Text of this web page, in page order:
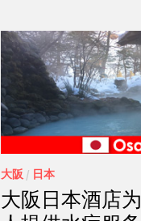
大阪 / 日本
大阪日本酒店